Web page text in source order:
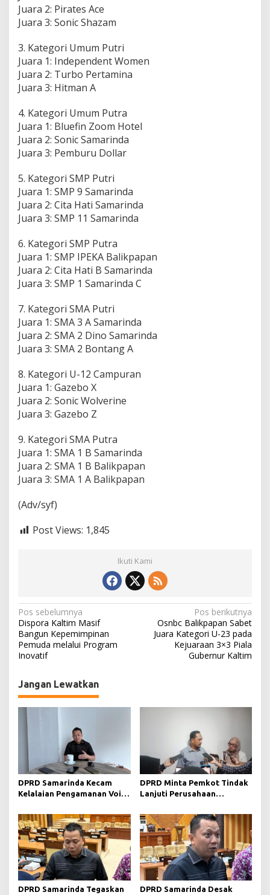
Juara 2: Pirates Ace
Juara 3: Sonic Shazam
3. Kategori Umum Putri
Juara 1: Independent Women
Juara 2: Turbo Pertamina
Juara 3: Hitman A
4. Kategori Umum Putra
Juara 1: Bluefin Zoom Hotel
Juara 2: Sonic Samarinda
Juara 3: Pemburu Dollar
5. Kategori SMP Putri
Juara 1: SMP 9 Samarinda
Juara 2: Cita Hati Samarinda
Juara 3: SMP 11 Samarinda
6. Kategori SMP Putra
Juara 1: SMP IPEKA Balikpapan
Juara 2: Cita Hati B Samarinda
Juara 3: SMP 1 Samarinda C
7. Kategori SMA Putri
Juara 1: SMA 3 A Samarinda
Juara 2: SMA 2 Dino Samarinda
Juara 3: SMA 2 Bontang A
8. Kategori U-12 Campuran
Juara 1: Gazebo X
Juara 2: Sonic Wolverine
Juara 3: Gazebo Z
9. Kategori SMA Putra
Juara 1: SMA 1 B Samarinda
Juara 2: SMA 1 B Balikpapan
Juara 3: SMA 1 A Balikpapan
(Adv/syf)
Post Views: 1,845
Ikuti Kami
N
a
v
g
a
s
Pos sebelumnya
Dispora Kaltim Masif
Bangun Kepemimpinan
Pemuda melalui Program
Inovatif
Pos berikutnya
Osnbc Balikpapan Sabet
Juara Kategori U-23 pada
Kejuaraan 3×3 Piala
Gubernur Kaltim
Jangan Lewatkan
DPRD Samarinda Kecam
Kelalaian Pengamanan Void
Korban Jiwa
DPRD Minta Pemkot Tindak
Lanjuti Perusahaan
DPRD Samarinda Tegaskan
DPRD Samarinda Desak